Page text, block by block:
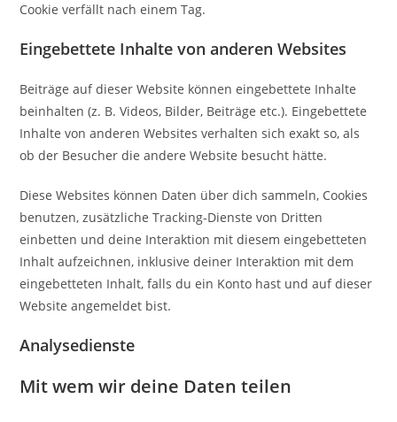
Cookie verfällt nach einem Tag.
Eingebettete Inhalte von anderen Websites
Beiträge auf dieser Website können eingebettete Inhalte
beinhalten (z. B. Videos, Bilder, Beiträge etc.). Eingebettete
Inhalte von anderen Websites verhalten sich exakt so, als
ob der Besucher die andere Website besucht hätte.
Diese Websites können Daten über dich sammeln, Cookies
benutzen, zusätzliche Tracking-Dienste von Dritten
einbetten und deine Interaktion mit diesem eingebetteten
Inhalt aufzeichnen, inklusive deiner Interaktion mit dem
eingebetteten Inhalt, falls du ein Konto hast und auf dieser
Website angemeldet bist.
Analysedienste
Mit wem wir deine Daten teilen